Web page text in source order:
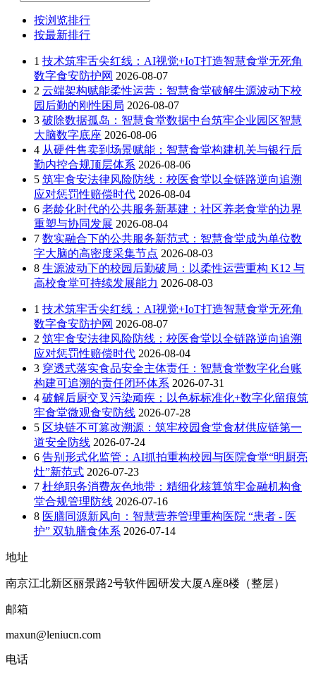
按浏览排行
按最新排行
1 技术筑牢舌尖红线：AI视觉+IoT打造智慧食堂无死角
数字食安防护网 2026-08-07
2 云端架构赋能柔性运营：智慧食堂破解生源波动下校
园后勤的刚性困局 2026-08-07
3 破除数据孤岛：智慧食堂数据中台筑牢企业园区智慧
大脑数字底座 2026-08-06
4 从硬件售卖到场景赋能：智慧食堂构建机关与银行后
勤内控合规顶层体系 2026-08-06
5 筑牢食安法律风险防线：校医食堂以全链路逆向追溯
应对惩罚性赔偿时代 2026-08-04
6 老龄化时代的公共服务新基建：社区养老食堂的边界
重塑与协同发展 2026-08-04
7 数实融合下的公共服务新范式：智慧食堂成为单位数
字大脑的高密度采集节点 2026-08-03
8 生源波动下的校园后勤破局：以柔性运营重构 K12 与
高校食堂可持续发展能力 2026-08-03
1 技术筑牢舌尖红线：AI视觉+IoT打造智慧食堂无死角
数字食安防护网 2026-08-07
2 筑牢食安法律风险防线：校医食堂以全链路逆向追溯
应对惩罚性赔偿时代 2026-08-04
3 穿透式落实食品安全主体责任：智慧食堂数字化台账
构建可追溯的责任闭环体系 2026-07-31
4 破解后厨交叉污染顽疾：以色标标准化+数字化留痕筑
牢食堂微观食安防线 2026-07-28
5 区块链不可篡改溯源：筑牢校园食堂食材供应链第一
道安全防线 2026-07-24
6 告别形式化监管：AI抓拍重构校园与医院食堂“明厨亮
灶”新范式 2026-07-23
7 杜绝职务消费灰色地带：精细化核算筑牢金融机构食
堂合规管理防线 2026-07-16
8 医膳同源新风向：智慧营养管理重构医院 “患者 - 医
护” 双轨膳食体系 2026-07-14
地址
南京江北新区丽景路2号软件园研发大厦A座8楼（整层）
邮箱
maxun@leniucn.com
电话